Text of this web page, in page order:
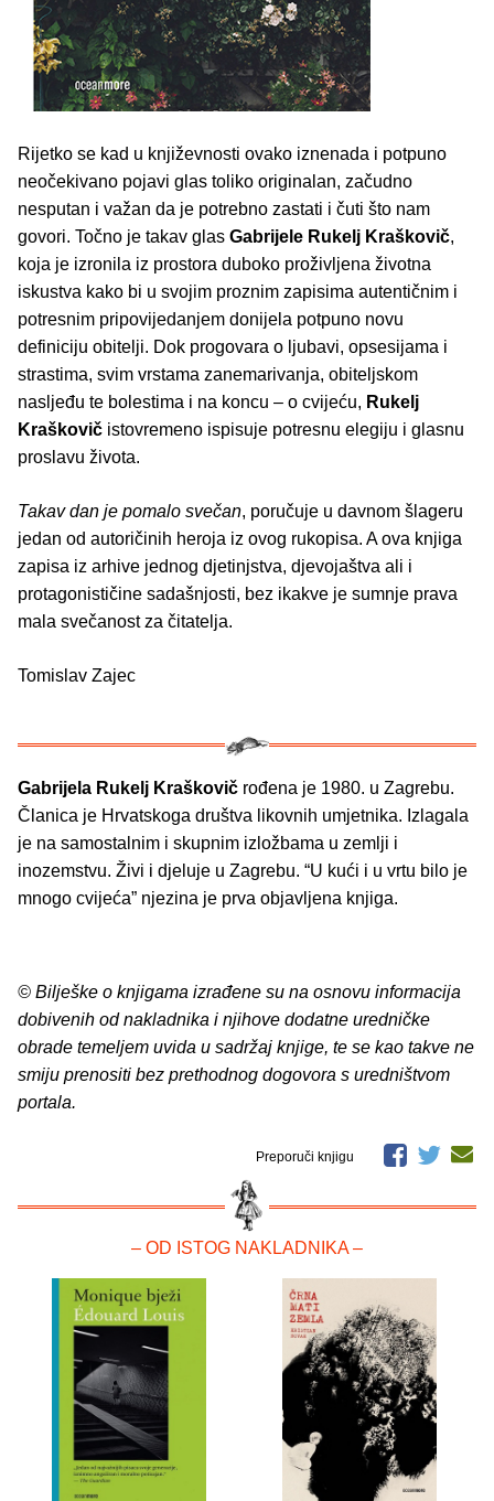
Rijetko se kad u književnosti ovako iznenada i potpuno
neočekivano pojavi glas toliko originalan, začudno
nesputan i važan da je potrebno zastati i čuti što nam
govori. Točno je takav glas Gabrijele Rukelj Kraškovič,
koja je izronila iz prostora duboko proživljena životna
iskustva kako bi u svojim proznim zapisima autentičnim i
potresnim pripovijedanjem donijela potpuno novu
definiciju obitelji. Dok progovara o ljubavi, opsesijama i
strastima, svim vrstama zanemarivanja, obiteljskom
nasljeđu te bolestima i na koncu – o cvijeću, Rukelj
Kraškovič istovremeno ispisuje potresnu elegiju i glasnu
proslavu života.
Takav dan je pomalo svečan, poručuje u davnom šlageru
jedan od autoričinih heroja iz ovog rukopisa. A ova knjiga
zapisa iz arhive jednog djetinjstva, djevojaštva ali i
protagonističine sadašnjosti, bez ikakve je sumnje prava
mala svečanost za čitatelja.
Tomislav Zajec
Gabrijela Rukelj Kraškovič rođena je 1980. u Zagrebu.
Članica je Hrvatskoga društva likovnih umjetnika. Izlagala
je na samostalnim i skupnim izložbama u zemlji i
inozemstvu. Živi i djeluje u Zagrebu. “U kući i u vrtu bilo je
mnogo cvijeća” njezina je prva objavljena knjiga.
© Bilješke o knjigama izrađene su na osnovu informacija
dobivenih od nakladnika i njihove dodatne uredničke
obrade temeljem uvida u sadržaj knjige, te se kao takve ne
smiju prenositi bez prethodnog dogovora s uredništvom
portala.
Preporuči knjigu
– OD ISTOG NAKLADNIKA –